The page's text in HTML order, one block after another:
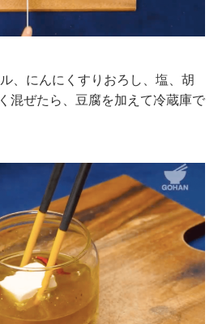
、にんにくすりおろし、塩、胡
混ぜたら、豆腐を加えて冷蔵庫で